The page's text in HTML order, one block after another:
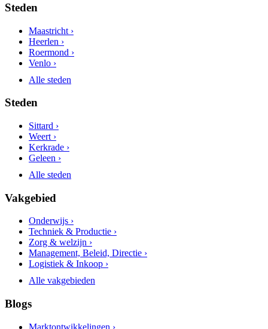
Steden
Maastricht ›
Heerlen ›
Roermond ›
Venlo ›
Alle steden
Steden
Sittard ›
Weert ›
Kerkrade ›
Geleen ›
Alle steden
Vakgebied
Onderwijs ›
Techniek & Productie ›
Zorg & welzijn ›
Management, Beleid, Directie ›
Logistiek & Inkoop ›
Alle vakgebieden
Blogs
Marktontwikkelingen ›